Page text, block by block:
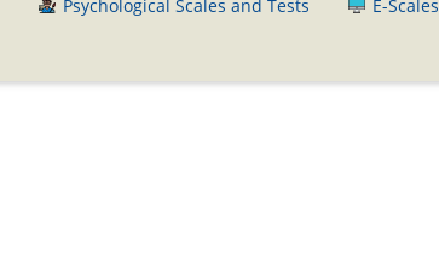
Psychological Scales and Tests E-Scales